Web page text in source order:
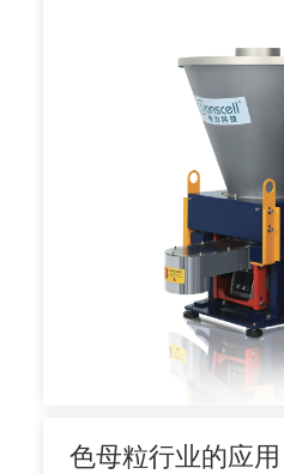
色母粒行业的应用